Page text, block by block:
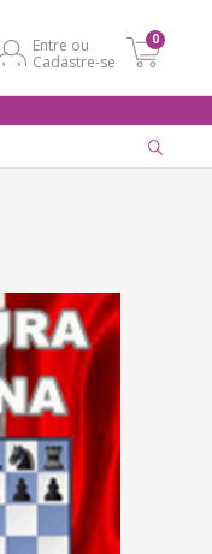
Entre ou
Cadastre-se
0